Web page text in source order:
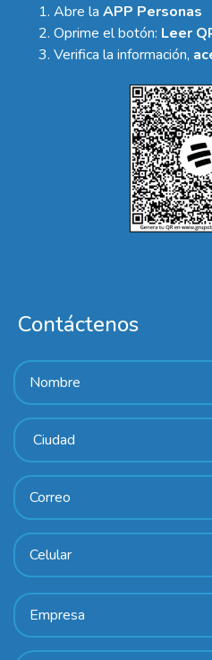
Abre la APP Personas
Oprime el botón: Leer
Verifica la información,
Contáctenos